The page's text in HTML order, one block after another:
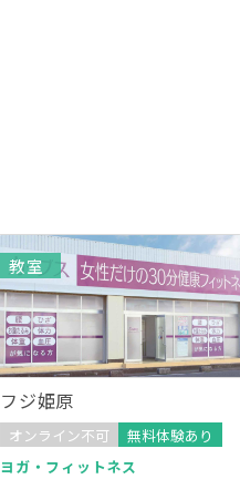
教室
フジ姫原
オンライン不可
無料体験あり
ヨガ・フィットネス